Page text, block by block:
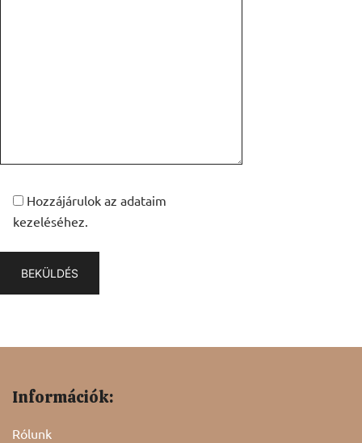
Hozzájárulok az adataim
kezeléséhez.
Információk:
Rólunk